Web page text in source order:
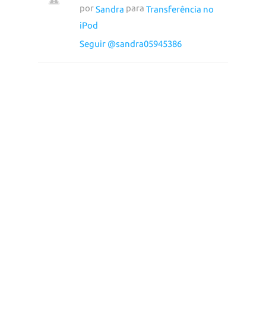
porSandra para Transferência no
iPod
Seguir @sandra05945386